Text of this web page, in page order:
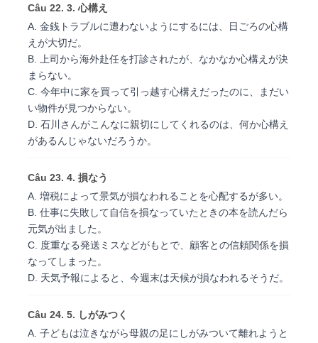
Câu 22. 3. 心構え
A. 金銭トラブルに遭わないようにするには、日ごろの心構
えが大切だ。
B. 上司から海外赴任を打診されたが、なかなか心構えが決
まらない。
C. 今年中に家を買って引っ越す心構えだったのに、まだい
い物件が見つからない。
D. 石川さんがこんなに親切にしてくれるのは、何か心構え
があるんじゃないだろうか。
Câu 23. 4. 損なう
A. 増税によって景気が損なわれることを心配するが多い。
B. 仕事に失敗して自信を損なっていたときの本を読んだら
元気が出ました。
C. 度重なる発送ミスなどがもとで、顧客との信頼関係を損
なってしまった。
D. 天気予報によると、今週末は天候が損なわれるそうだ。
Câu 24. 5. しがみつく
A. 子どもは泣きながら母親の足にしがみついて離れようと